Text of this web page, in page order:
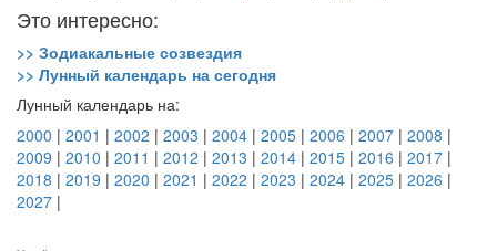
Это интересно:
>> Зодиакальные созвездия
>> Лунный календарь на сегодня
Лунный календарь на:
2000 | 2001 | 2002 | 2003 | 2004 | 2005 | 2006 | 2007 | 2008 |
2009 | 2010 | 2011 | 2012 | 2013 | 2014 | 2015 | 2016 | 2017 |
2018 | 2019 | 2020 | 2021 | 2022 | 2023 | 2024 | 2025 | 2026 |
2027 |